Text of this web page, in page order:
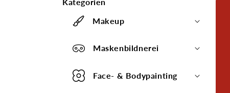
Kategorien
Makeup
Maskenbildnerei
Face- & Bodypainting